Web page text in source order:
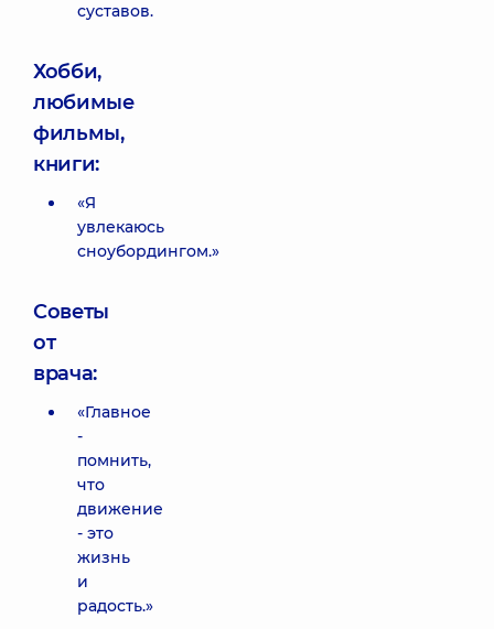
суставов.
Хобби,
любимые
фильмы,
книги:
«Я
увлекаюсь
сноубордингом.»
Советы
от
врача:
«Главное
-
помнить,
что
движение
- это
жизнь
и
радость.»